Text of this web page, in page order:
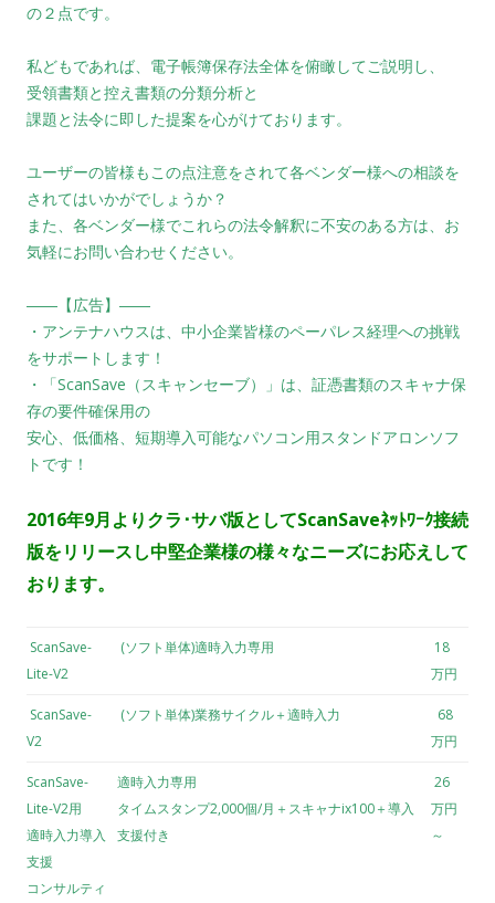
の２点です。
私どもであれば、電子帳簿保存法全体を俯瞰してご説明し、
受領書類と控え書類の分類分析と
課題と法令に即した提案を心がけております。
ユーザーの皆様もこの点注意をされて各ベンダー様への相談を
されてはいかがでしょうか？
また、各ベンダー様でこれらの法令解釈に不安のある方は、お
気軽にお問い合わせください。
――【広告】――
・アンテナハウスは、中小企業皆様のペーパレス経理への挑戦
をサポートします！
・「ScanSave（スキャンセーブ）」は、証憑書類のスキャナ保
存の要件確保用の
安心、低価格、短期導入可能なパソコン用スタンドアロンソフ
トです！
2016年9月よりクラ･サバ版としてScanSaveﾈｯﾄﾜｰｸ接続
版をリリースし中堅企業様の様々なニーズにお応えして
おります。
ScanSave-
Lite-V2
(ソフト単体)適時入力専用
18
万円
ScanSave-
V2
(ソフト単体)業務サイクル＋適時入力
68
万円
ScanSave-
Lite-V2用
適時入力導入
支援
コンサルティ
適時入力専用
タイムスタンプ2,000個/月＋スキャナix100＋導入
支援付き
26
万円
～